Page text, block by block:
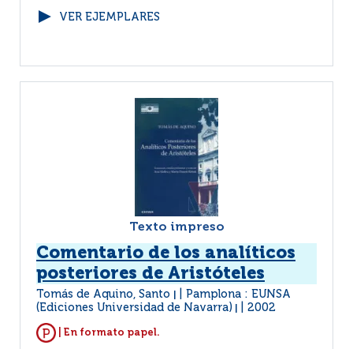
VER EJEMPLARES
Texto impreso
Comentario de los analíticos
posteriores de Aristóteles
Tomás de Aquino, Santo
Pamplona : EUNSA
(Ediciones Universidad de Navarra)
2002
| En formato papel.